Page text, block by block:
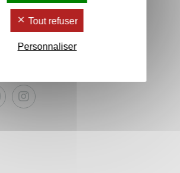
Tout refuser
Personnaliser